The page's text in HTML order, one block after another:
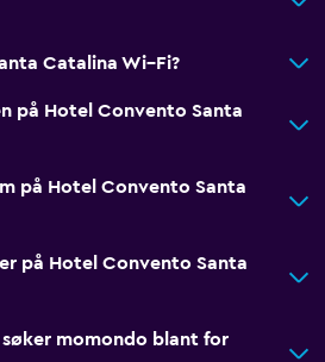
Catalina Wi–Fi?
på Hotel Convento Santa
på Hotel Convento Santa
på Hotel Convento Santa
momondo blant for